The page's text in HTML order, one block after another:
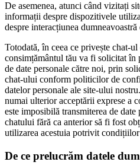
De asemenea, atunci când vizitați
informații despre dispozitivele
despre interacțiunea
Totodată, în ceea ce privește chat-
consimțământul tău va fi solicitat
de date personale către noi, prin
chat-ului conform politicilor de
datelor personale ale site-ului
numai ulterior acceptării exprese a
este imposibilă transmiterea de
chatului fără ca anterior să fi fost
utilizarea acestuia potrivit
De ce prelucrăm datele